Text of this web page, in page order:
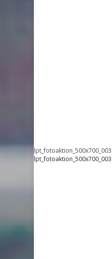
lpt_fotoaktion_500x700_003
lpt_fotoaktion_500x700_003